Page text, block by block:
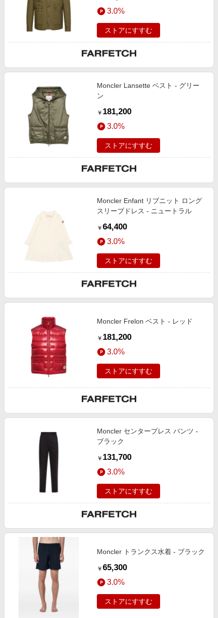
3.0%
ストアにすすむ
Moncler Lansette ベスト - グリー
ン
￥ 181,200
3.0%
ストアにすすむ
Moncler Enfant リブニット ロング
スリーブドレス - ニュートラル
￥ 64,400
3.0%
ストアにすすむ
Moncler Frelon ベスト - レッド
￥ 181,200
3.0%
ストアにすすむ
Moncler センタープレス パンツ -
ブラック
￥ 131,700
3.0%
ストアにすすむ
Moncler トランクス水着 - ブラック
￥ 65,300
3.0%
ストアにすすむ